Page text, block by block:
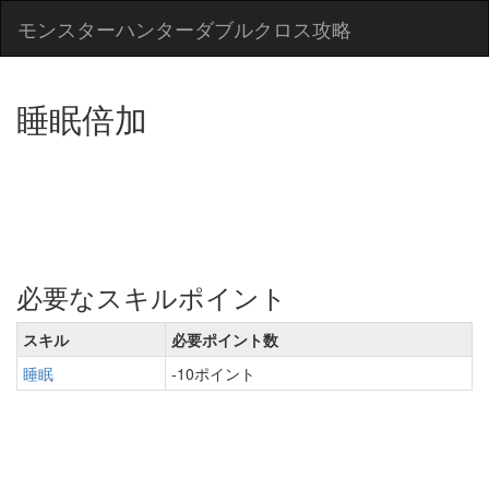
モンスターハンターダブルクロス攻略
睡眠倍加
必要なスキルポイント
スキル
必要ポイント数
睡眠
-10ポイント